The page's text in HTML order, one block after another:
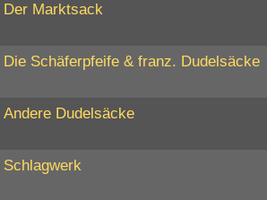
Der Marktsack
Die Schäferpfeife & franz. Dudelsäcke
Andere Dudelsäcke
Schlagwerk